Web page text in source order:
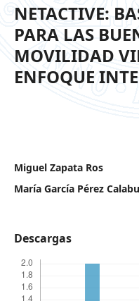
NETACTIVE:
PARA LAS
MOVILIDAD
ENFOQUE
Miguel Zapata Ros
María García Pérez
Descargas